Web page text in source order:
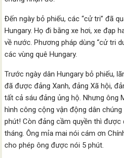
Đến ngày bỏ phiếu, các “cử tri” đã
Hungary. Họ đi bằng xe hơi, xe đạp
về nước. Phương pháp dùng “cử tri
các vùng quê Hungary.
Trước ngày dân Hungary bỏ phiếu,
đã được đảng Xanh, đảng Xã hội,
tất cả sáu đảng ủng hộ. Nhưng ông
hình công cộng vận động dân
phút! Còn đảng cầm quyền thì
tháng. Ông mỉa mai nói cám ơn
cho phép ông được nói 5 phút.